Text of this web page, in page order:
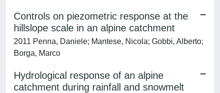
Controls on piezometric response at the
hillslope scale in an alpine catchment
2011 Penna, Daniele; Mantese, Nicola; Gobbi, Alberto;
Borga, Marco
Hydrological response of an alpine
catchment during rainfall and snowmelt